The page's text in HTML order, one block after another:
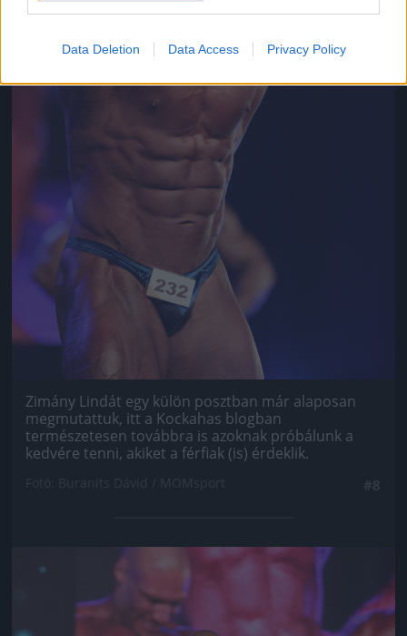
Data Deletion Data Access Privacy Policy
Zimány Lindát egy külön posztban már alaposan
megmutattuk, itt a Kockahas blogban
természetesen továbbra is azoknak próbálunk a
kedvére tenni, akiket a férfiak (is) érdeklik.
Jön még kép!